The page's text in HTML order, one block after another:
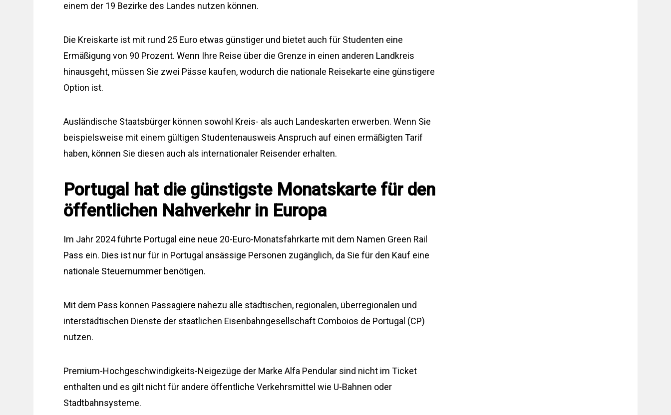
einem der 19 Bezirke des Landes nutzen können.
Die Kreiskarte ist mit rund 25 Euro etwas günstiger und bietet auch für Studenten eine
Ermäßigung von 90 Prozent. Wenn Ihre Reise über die Grenze in einen anderen Landkreis
hinausgeht, müssen Sie zwei Pässe kaufen, wodurch die nationale Reisekarte eine günstigere
Option ist.
Ausländische Staatsbürger können sowohl Kreis- als auch Landeskarten erwerben. Wenn Sie
beispielsweise mit einem gültigen Studentenausweis Anspruch auf einen ermäßigten Tarif
haben, können Sie diesen auch als internationaler Reisender erhalten.
Portugal hat die günstigste Monatskarte für den
öffentlichen Nahverkehr in Europa
Im Jahr 2024 führte Portugal eine neue 20-Euro-Monatsfahrkarte mit dem Namen Green Rail
Pass ein. Dies ist nur für in Portugal ansässige Personen zugänglich, da Sie für den Kauf eine
nationale Steuernummer benötigen.
Mit dem Pass können Passagiere nahezu alle städtischen, regionalen, überregionalen und
interstädtischen Dienste der staatlichen Eisenbahngesellschaft Comboios de Portugal (CP)
nutzen.
Premium-Hochgeschwindigkeits-Neigezüge der Marke Alfa Pendular sind nicht im Ticket
enthalten und es gilt nicht für andere öffentliche Verkehrsmittel wie U-Bahnen oder
Stadtbahnsysteme.